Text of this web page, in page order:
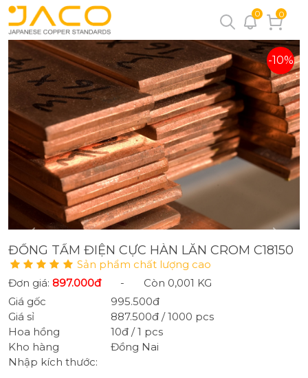
0 0
-10%
ĐỒNG TẤM ĐIỆN CỰC HÀN LĂN CROM C18150
Sản phẩm chất lượng cao
Đơn giá: 897.000đ- Còn 0,001 KG
Giá gốc
995.500đ
Giá sỉ
887.500đ / 1000 pcs
Hoa hồng
10đ / 1 pcs
Kho hàng
Đồng Nai
Nhập kích thước: